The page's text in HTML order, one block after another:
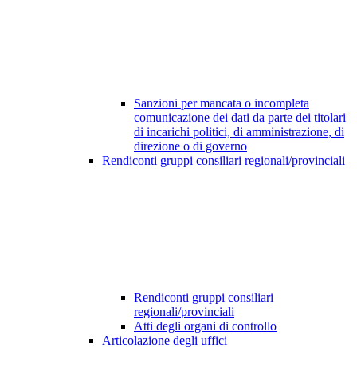
Sanzioni per mancata o incompleta
comunicazione dei dati da parte dei titolari
di incarichi politici, di amministrazione, di
direzione o di governo
Rendiconti gruppi consiliari regionali/provinciali
Rendiconti gruppi consiliari
regionali/provinciali
Atti degli organi di controllo
Articolazione degli uffici